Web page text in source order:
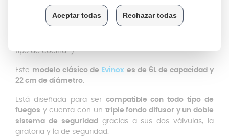
Es indispensable pensar en las características que
tipo de cocina...).
Este modelo clásico de Evinox es de 6L de capacidad y
22 cm de diámetro.
Está diseñada para ser compatible con todo tipo de
fuegos y cuenta con un triple fondo difusor y un doble
sistema de seguridad
gracias a sus dos válvulas, la
giratoria y la de seguridad.